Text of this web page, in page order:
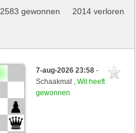
2583 gewonnen 2014 verloren
7-aug-2026 23:58-
Schaakmat ,Wit heeft
gewonnen